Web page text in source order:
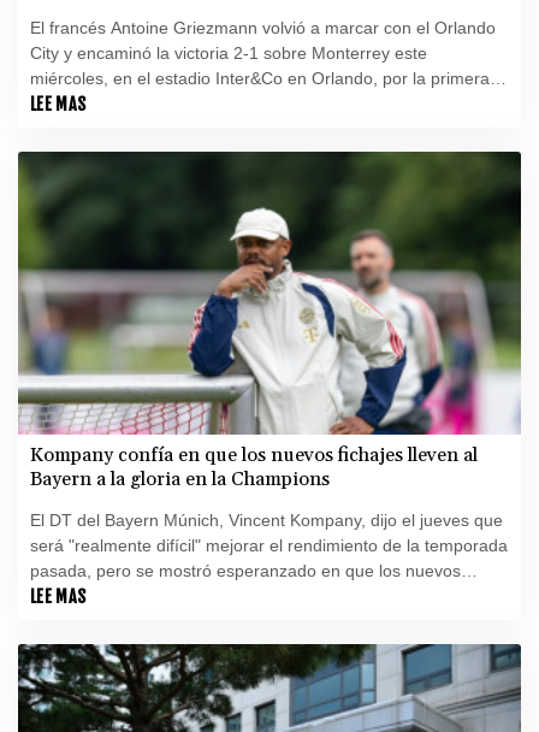
El francés Antoine Griezmann volvió a marcar con el Orlando
City y encaminó la victoria 2-1 sobre Monterrey este
miércoles, en el estadio Inter&Co en Orlando, por la primera
fecha de la Leagues Cup, jornada en la que el Toluca goleó 3-
LEE MAS
Kompany confía en que los nuevos fichajes lleven al
Bayern a la gloria en la Champions
El DT del Bayern Múnich, Vincent Kompany, dijo el jueves que
será "realmente difícil" mejorar el rendimiento de la temporada
pasada, pero se mostró esperanzado en que los nuevos
fichajes puedan impulsar al gigante alemán hacia su primer
LEE MAS